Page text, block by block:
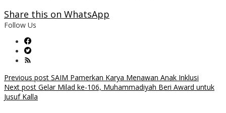
Share this on WhatsApp
Follow Us
Post
navigation
Previous post SAIM Pamerkan Karya Menawan Anak Inklusi
Next post Gelar Milad ke-106, Muhammadiyah Beri Award untuk
Jusuf Kalla